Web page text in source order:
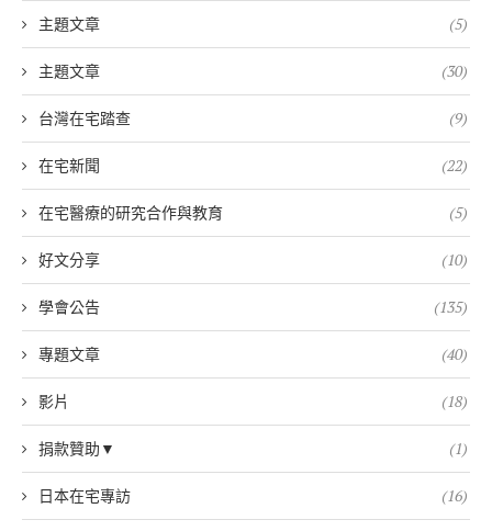
主題文章 (5)
主題文章 (30)
台灣在宅踏查 (9)
在宅新聞 (22)
在宅醫療的研究合作與教育 (5)
好文分享 (10)
學會公告 (135)
專題文章 (40)
影片 (18)
捐款贊助▼ (1)
日本在宅專訪 (16)